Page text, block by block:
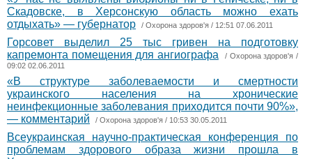
Скадовске, в Херсонскую область можно ехать
отдыхать» — губернатор
/ Охорона здоров'я / 12:51 07.06.2011
Горсовет выделил 25 тыс гривен на подготовку
капремонта помещения для ангиографа
/ Охорона здоров'я /
09:02 02.06.2011
«В структуре заболеваемости и смертности
украинского населения на хронические
неинфекционные заболевания приходится почти 90%»,
— комментарий
/ Охорона здоров'я / 10:53 30.05.2011
Всеукраинская научно-практическая конференция по
проблемам здорового образа жизни прошла в